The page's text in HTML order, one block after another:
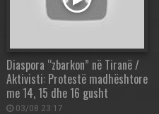
Diaspora “zbarkon” në Tiranë /
Aktivisti: Protestë madhështore
me 14, 15 dhe 16 gusht
03/08 23:17